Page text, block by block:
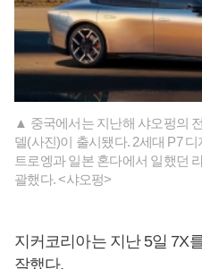
▲ 중국에서는 지난해 샤오펑의
델(사진)이 출시됐다. 2세대 P7
트로엥과 일본 혼다에서 일했던
괄했다. <샤오펑>
지커코리아는 지난 5일 7X
작했다.